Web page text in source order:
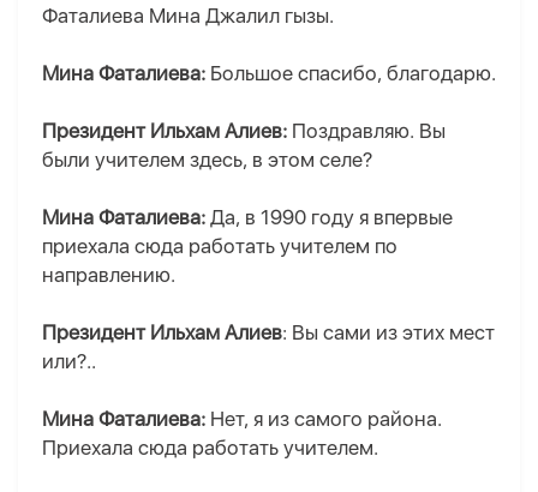
Фаталиева Мина Джалил гызы.
Мина Фаталиева: Большое спасибо, благодарю.
Президент Ильхам Алиев: Поздравляю. Вы
были учителем здесь, в этом селе?
Мина Фаталиева: Да, в 1990 году я впервые
приехала сюда работать учителем по
направлению.
Президент Ильхам Алиев: Вы сами из этих мест
или?..
Мина Фаталиева: Нет, я из самого района.
Приехала сюда работать учителем.